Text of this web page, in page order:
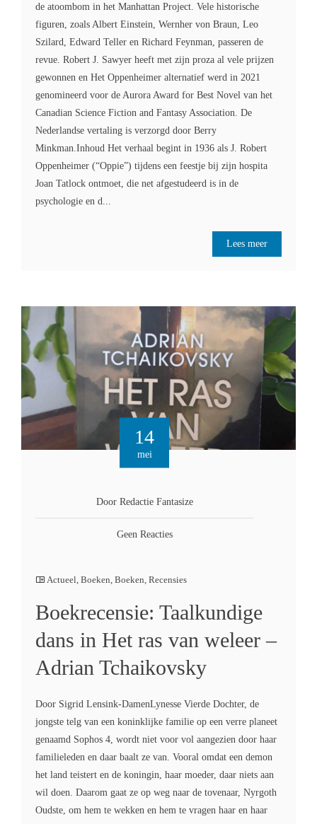
de atoombom in het Manhattan Project. Vele historische
figuren, zoals Albert Einstein, Wernher von Braun, Leo
Szilard, Edward Teller en Richard Feynman, passeren de
revue. Robert J. Sawyer heeft met zijn proza al vele prijzen
gewonnen en Het Oppenheimer alternatief werd in 2021
genomineerd voor de Aurora Award for Best Novel van het
Canadian Science Fiction and Fantasy Association. De
Nederlandse vertaling is verzorgd door Berry
Minkman.Inhoud Het verhaal begint in 1936 als J. Robert
Oppenheimer (“Oppie”) tijdens een feestje bij zijn hospita
Joan Tatlock ontmoet, die net afgestudeerd is in de
psychologie en d...
Lees meer
14
mei
Door Redactie Fantasize
Geen Reacties
Actueel, Boeken, Boeken, Recensies
Boekrecensie: Taalkundige
dans in Het ras van weleer –
Adrian Tchaikovsky
Door Sigrid Lensink-DamenLynesse Vierde Dochter, de
jongste telg van een koninklijke familie op een verre planeet
genaamd Sophos 4, wordt niet voor vol aangezien door haar
familieleden en daar baalt ze van. Vooral omdat een demon
het land teistert en de koningin, haar moeder, daar niets aan
wil doen. Daarom gaat ze op weg naar de tovenaar, Nyrgoth
Oudste, om hem te wekken en hem te vragen haar en haar